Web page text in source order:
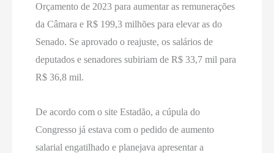
Orçamento de 2023 para aumentar as remunerações
da Câmara e R$ 199,3 milhões para elevar as do
Senado. Se aprovado o reajuste, os salários de
deputados e senadores subiriam de R$ 33,7 mil para
R$ 36,8 mil.
De acordo com o site Estadão, a cúpula do
Congresso já estava com o pedido de aumento
salarial engatilhado e planejava apresentar a